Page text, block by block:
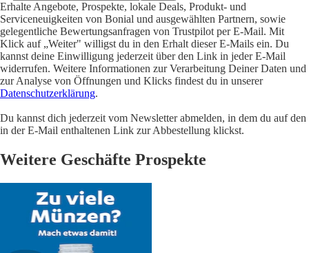
Erhalte Angebote, Prospekte, lokale Deals, Produkt- und
Serviceneuigkeiten von Bonial und ausgewählten Partnern, sowie
gelegentliche Bewertungsanfragen von Trustpilot per E-Mail. Mit
Klick auf „Weiter" willigst du in den Erhalt dieser E-Mails ein. Du
kannst deine Einwilligung jederzeit über den Link in jeder E-Mail
widerrufen. Weitere Informationen zur Verarbeitung Deiner Daten und
zur Analyse von Öffnungen und Klicks findest du in unserer
Datenschutzerklärung.
Du kannst dich jederzeit vom Newsletter abmelden, in dem du auf den
in der E-Mail enthaltenen Link zur Abbestellung klickst.
Weitere Geschäfte Prospekte